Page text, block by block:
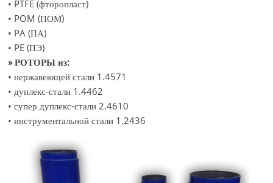
• PTFE (фторопласт)
• POM (ПОМ)
• PA (ПА)
• PE (ПЭ)
» РОТОРЫ из:
• нержавеющей стали 1.4571
• дуплекс-стали 1.4462
• супер дуплекс-стали 2.4610
• инструментальной стали 1.2436